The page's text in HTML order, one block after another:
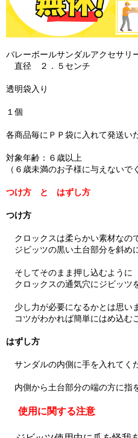
バレーボールサンダルアクセサリ
直径 ２．５センチ
透明袋入り
１個
各商品毎にＰＰ袋に入れて発送い
対象年齢：６歳以上
（６歳未満のお子様に与えないで
つけ方 と はずし方
つけ方
クロックスは柔らかい素材なの
ジビッツの黒い土台部分を斜め
そしてそのまま押し込むように
クロックスの通気穴にジビッツ
少し力が必要になるかとは思い
コツがわかれば簡単にはめ込む
はずし方
サンダルの内側に手を入れてく
内側から土台部分の端の方に指
使用に関する注意